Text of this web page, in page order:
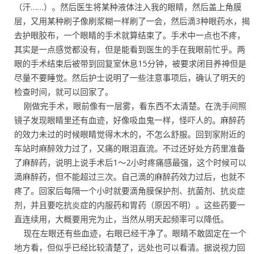
（汗……）。然后医生将某种液体注入我的眼睛，然后盖上角膜
层，又用某种刷子像刷浆糊一样刷了一会，然后滴3种眼药水，揭
去护眼胶布，一个眼睛的手术就算结束了。手术中一点也不疼，
其实是一点感觉都没有，但是能看到医生的手在我眼前忙乎。两
眼的手术结束后被带到回复室休息15分钟，被要求闭目养神但是
尽量不要睡觉。然后护士说明了一些注意事项后，确认了明天的
检查时间，就可以回家了。
刚做完手术，眼前像有一层雾，看东西不太清楚。在洗手间照
镜子发现眼睛里还有血迹，好像吸血鬼一样，怪吓人的。麻醉药
的效力未过的时候眼睛觉得木木的，不怎么舒服。回到家附近的
车站时麻醉效力过了，又痛的眼泪直流。不过还好处方药里准备
了麻醉药，说明上说手术后1～2小时疼痛感最强，这个时候可以
滴麻醉药，但不能超过三次。自己滴的麻醉药效力过后，也就不
疼了。回家后每隔一个小时就要滴角膜保护剂、抗菌剂、抗炎症
剂，并且要吃抗炎症的内服药和胃药（原因不明）。这些药要一
直连续用，大概要用完为止，当然从明天起频率可以降低。
现在左眼还有些血迹，右眼已经干净了。眼睛不敢固定在一个
地方看，但似乎已经比较清楚了，远处也可以看清。据说视力回